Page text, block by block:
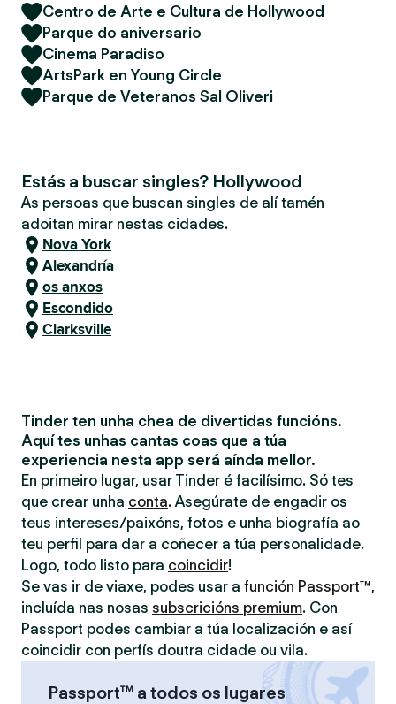
Centro de Arte e Cultura de Hollywood
Parque do aniversario
Cinema Paradiso
ArtsPark en Young Circle
Parque de Veteranos Sal Oliveri
Estás a buscar singles? Hollywood
As persoas que buscan singles de alí tamén
adoitan mirar nestas cidades.
Nova York
Alexandría
os anxos
Escondido
Clarksville
Tinder ten unha chea de divertidas funcións.
Aquí tes unhas cantas coas que a túa
experiencia nesta app será aínda mellor.
En primeiro lugar, usar Tinder é facilísimo. Só tes
que crear unha conta. Asegúrate de engadir os
teus intereses/paixóns, fotos e unha biografía ao
teu perfil para dar a coñecer a túa personalidade.
Logo, todo listo para coincidir!
Se vas ir de viaxe, podes usar a función Passport™,
incluída nas nosas subscricións premium. Con
Passport podes cambiar a túa localización e así
coincidir con perfís doutra cidade ou vila.
Passport™ a todos os lugares